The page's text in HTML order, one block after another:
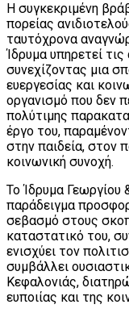
Η συγκεκριμένη
πορείας
ταυτόχρονα
Ίδρυμα υπηρετεί
συνεχίζοντας μια
ευεργεσίας και
οργανισμό που δεν
πολύτιμης
έργο του,
στην παιδεία, στον
κοινωνική συνοχή.
Το Ίδρυμα
παράδειγμα
σεβασμό στους
καταστατικό του,
ενισχύει τον
συμβάλλει
Κεφαλονιάς,
ευποιίας και της